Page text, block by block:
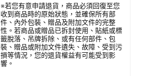
※若您有意申請退貨，商品必須回復至您
收到商品時的原始狀態，並確保所有部
件、內外包裝、贈品及附加文件的完整
性。若商品或贈品已拆封使用、貼紙或標
籤脫落、吊牌拆除、或有任何部件、包
裝、贈品或附加文件遺失、故障、受到污
損等情況，您的退貨權益有可能受到影
響。